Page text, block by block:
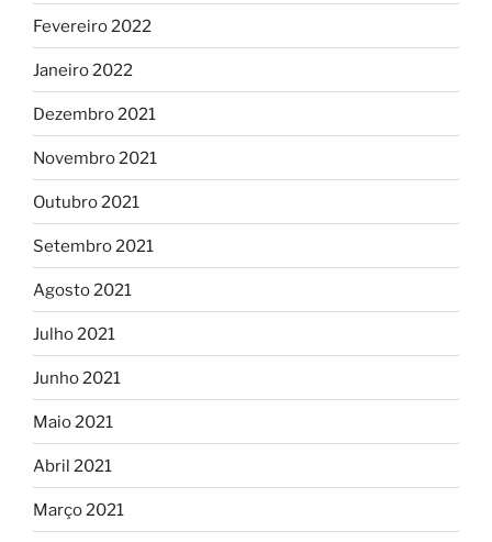
Fevereiro 2022
Janeiro 2022
Dezembro 2021
Novembro 2021
Outubro 2021
Setembro 2021
Agosto 2021
Julho 2021
Junho 2021
Maio 2021
Abril 2021
Março 2021